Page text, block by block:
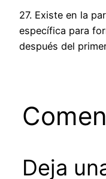
27. Existe en la
específica para
después del
Deja